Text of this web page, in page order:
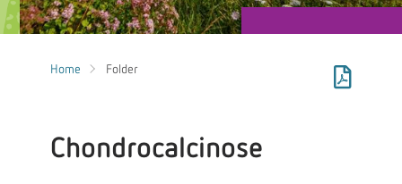
Home Folder
Chondrocalcinose